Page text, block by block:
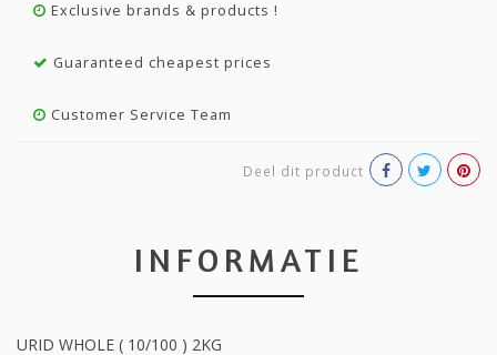
Exclusive brands & products !
Guaranteed cheapest prices
Customer Service Team
Deel dit product
INFORMATIE
URID WHOLE ( 10/100 ) 2KG